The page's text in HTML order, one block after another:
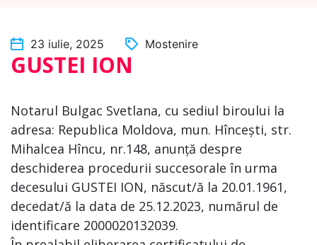
23 iulie, 2025 Mostenire
GUSTEI ION
Notarul Bulgac Svetlana, cu sediul biroului la
adresa: Republica Moldova, mun. Hîncești, str.
Mihalcea Hîncu, nr.148, anunță despre
deschiderea procedurii succesorale în urma
decesului GUSTEI ION, născut/ă la 20.01.1961,
decedat/ă la data de 25.12.2023, numărul de
identificare 2000020132039.